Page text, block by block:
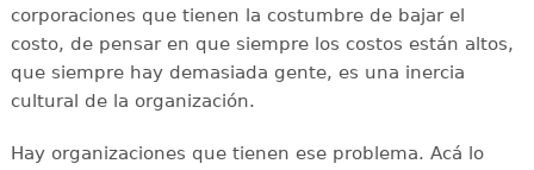
corporaciones que tienen la costumbre de bajar el
costo, de pensar en que siempre los costos están altos,
que siempre hay demasiada gente, es una inercia
cultural de la organización.
Hay organizaciones que tienen ese problema. Acá lo